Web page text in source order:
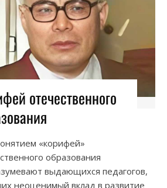
отечественного
«корифей»
образования
выдающихся педагогов,
неоценимый вклад в развитие